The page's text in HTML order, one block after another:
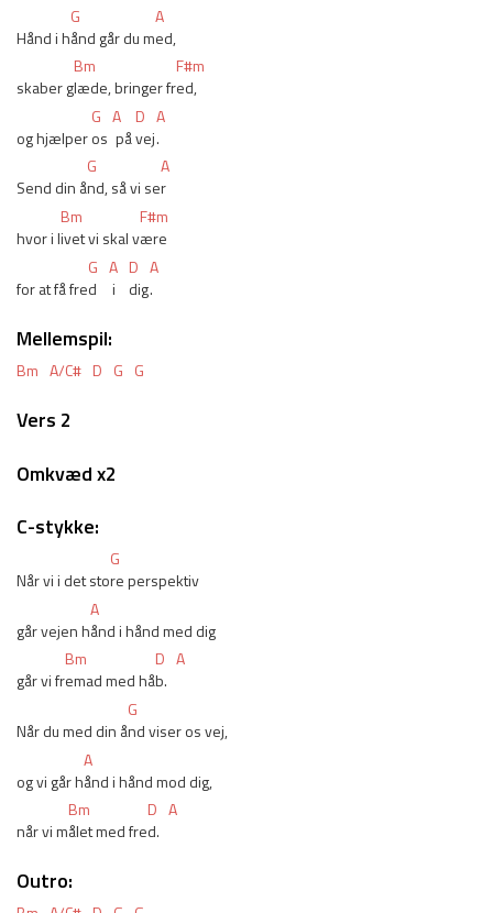
G
A
Hånd i hånd går du med,
Bm
F#m
skaber glæde, bringer fred,
G A D A
og hjælper os på vej.
G
A
Send din ånd, så vi ser
Bm
F#m
hvor i livet vi skal være
G A D A
for at få fred i dig.
Mellemspil:
Bm A/C# D G G
Vers 2
Omkvæd x2
C-stykke:
G
Når vi i det store perspektiv
A
går vejen hånd i hånd med dig
Bm
D A
går vi fremad med håb.
G
Når du med din ånd viser os vej,
A
og vi går hånd i hånd mod dig,
Bm
D A
når vi målet med fred.
Outro: